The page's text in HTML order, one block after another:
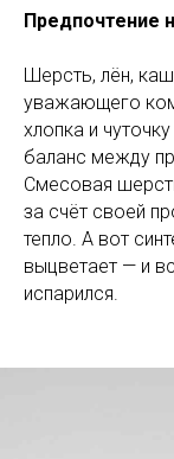
Предпочтение
Шерсть, лён,
уважающего
хлопка и
баланс между
Смесовая
за счёт своей
тепло. А вот
выцветает — и
испарился.